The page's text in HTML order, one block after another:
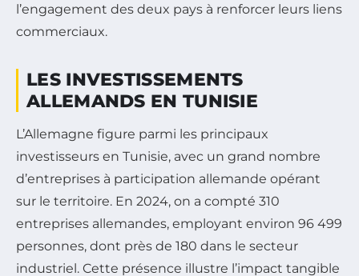
l’engagement des deux pays à renforcer leurs liens
commerciaux.
LES INVESTISSEMENTS
ALLEMANDS EN TUNISIE
L’Allemagne figure parmi les principaux
investisseurs en Tunisie, avec un grand nombre
d’entreprises à participation allemande opérant
sur le territoire. En 2024, on a compté 310
entreprises allemandes, employant environ 96 499
personnes, dont près de 180 dans le secteur
industriel. Cette présence illustre l’impact tangible